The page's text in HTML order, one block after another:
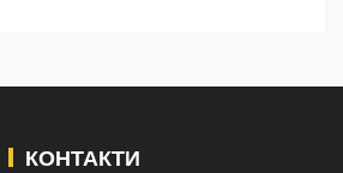
КОНТАКТИ